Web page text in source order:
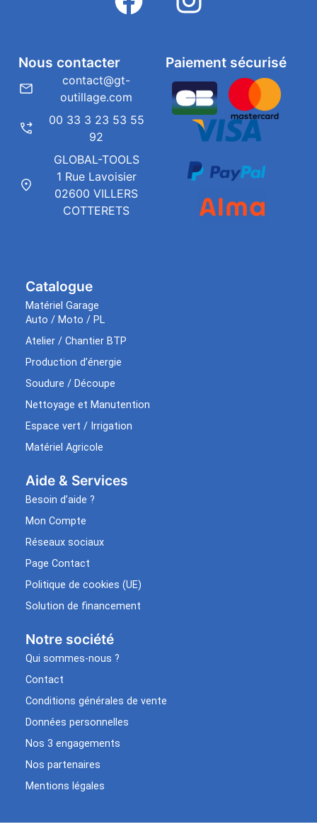
Catalogue
Matériel Garage
Auto / Moto / PL
Atelier / Chantier BTP
Production d’énergie
Soudure / Découpe
Nettoyage et Manutention
Espace vert / Irrigation
Matériel Agricole
Aide & Services​
Besoin d’aide ?
Mon Compte
Réseaux sociaux
Page Contact
Politique de cookies (UE)
Solution de financement
Notre société
Qui sommes-nous ?
Contact
Conditions générales de vente
Données personnelles
Nos 3 engagements
Nos partenaires
Mentions légales
Paiement sécurisé
Nous contacter
contact@gt-
outillage.com
00 33 3 23 53 55
92
GLOBAL-TOOLS
1 Rue Lavoisier
02600 VILLERS
COTTERETS